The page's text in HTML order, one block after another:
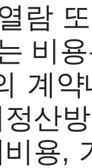
람
비
계약
산
용,